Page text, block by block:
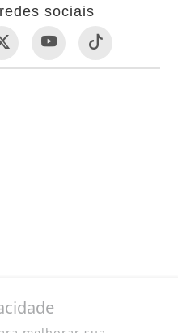
sociais